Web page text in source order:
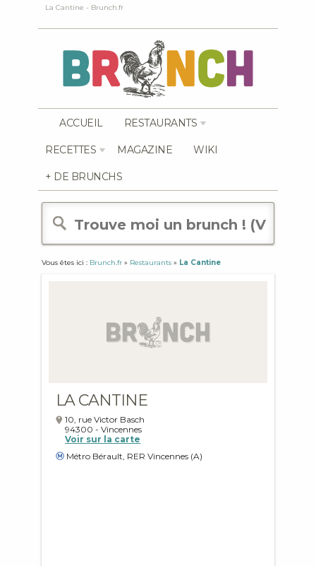
La Cantine - Brunch.fr
ACCUEIL RESTAURANTS
RECETTES MAGAZINE WIKI
+ DE BRUNCHS
Vous êtes ici : Brunch.fr » Restaurants » La Cantine
LA CANTINE
10, rue Victor Basch
94300 - Vincennes
Voir sur la carte
Métro Bérault, RER Vincennes (A)